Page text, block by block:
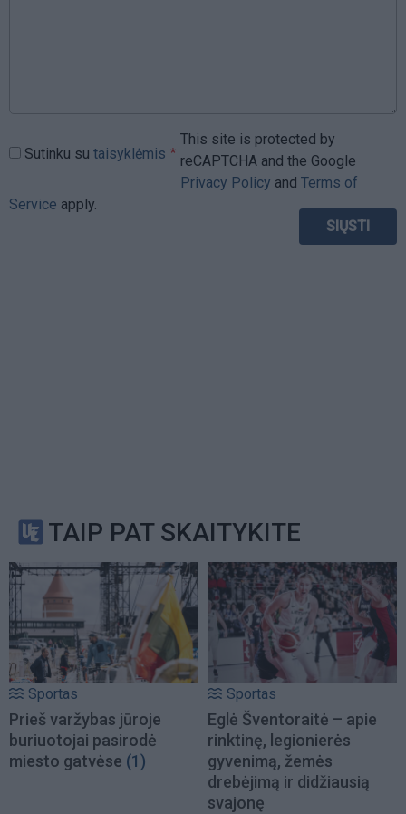
Sutinku su taisyklėmis
This site is protected by
reCAPTCHA and the Google
Privacy Policy and Terms of
Service apply.
TAIP PAT SKAITYKITE
Sportas
Prieš varžybas jūroje
buriuotojai pasirodė
miesto gatvėse (1)
Sportas
Eglė Šventoraitė – apie
rinktinę, legionierės
gyvenimą, žemės
drebėjimą ir didžiausią
svajonę